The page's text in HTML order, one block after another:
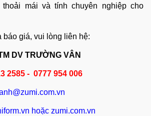
mái và tính chuyên nghiệp cho
giá, vui lòng liên hệ:
DV TRƯỜNG VÂN
2585 - 0777 954 006
hoặc zumi.com.vn